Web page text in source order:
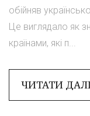
обійняв
Це виглядало як
країнами, які п...
ЧИТАТИ